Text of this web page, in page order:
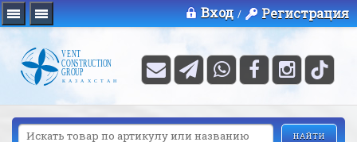
Вход / Регистрация
НАЙТИ